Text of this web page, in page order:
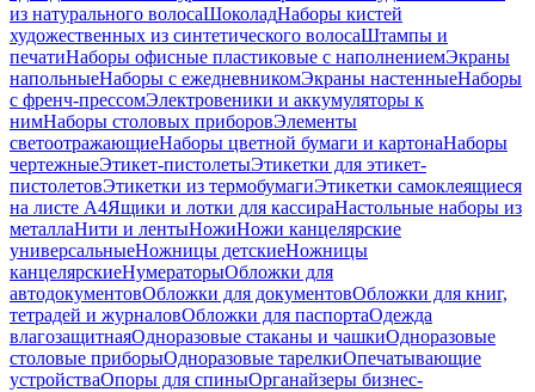
из натурального волосаШоколадНаборы кистей
художественных из синтетического волосаШтампы и
печатиНаборы офисные пластиковые с наполнениемЭкраны
напольныеНаборы с ежедневникомЭкраны настенныеНаборы
с френч-прессомЭлектровеники и аккумуляторы к
нимНаборы столовых приборовЭлементы
светоотражающиеНаборы цветной бумаги и картонаНаборы
чертежныеЭтикет-пистолетыЭтикетки для этикет-
пистолетовЭтикетки из термобумагиЭтикетки самоклеящиеся
на листе А4Ящики и лотки для кассираНастольные наборы из
металлаНити и лентыНожиНожи канцелярские
универсальныеНожницы детскиеНожницы
канцелярскиеНумераторыОбложки для
автодокументовОбложки для документовОбложки для книг,
тетрадей и журналовОбложки для паспортаОдежда
влагозащитнаяОдноразовые стаканы и чашкиОдноразовые
столовые приборыОдноразовые тарелкиОпечатывающие
устройстваОпоры для спиныОрганайзеры бизнес-